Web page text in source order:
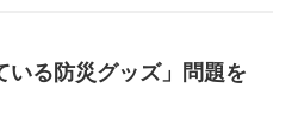
いる防災グッズ」問題を